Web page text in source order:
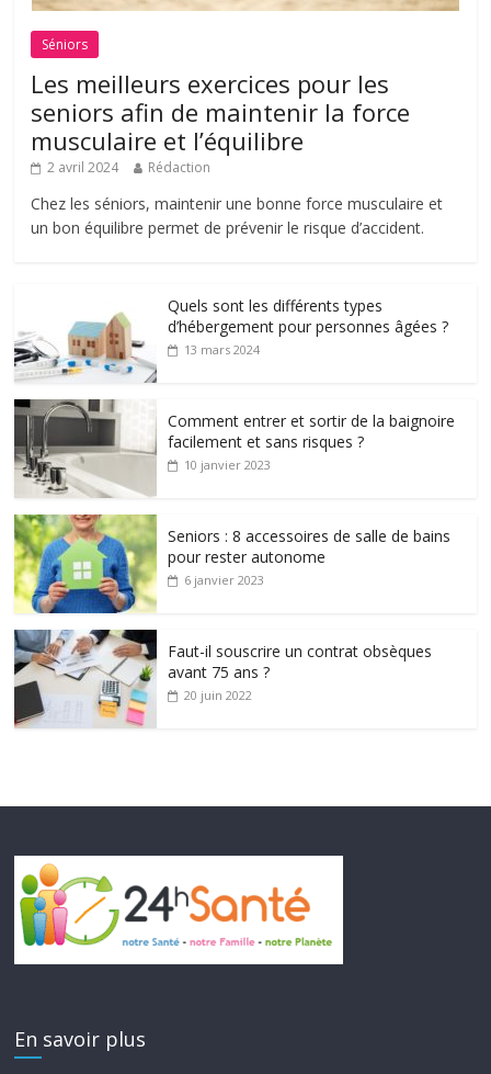
Séniors
Les meilleurs exercices pour les
seniors afin de maintenir la force
musculaire et l’équilibre
2 avril 2024 Rédaction
Chez les séniors, maintenir une bonne force musculaire et
un bon équilibre permet de prévenir le risque d’accident.
Quels sont les différents types
d’hébergement pour personnes âgées ?
13 mars 2024
Comment entrer et sortir de la baignoire
facilement et sans risques ?
10 janvier 2023
Seniors : 8 accessoires de salle de bains
pour rester autonome
6 janvier 2023
Faut-il souscrire un contrat obsèques
avant 75 ans ?
20 juin 2022
En savoir plus